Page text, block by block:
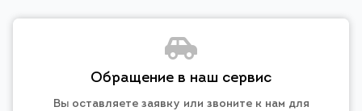
Обращение в наш сервис
Вы оставляете заявку или звоните к нам для